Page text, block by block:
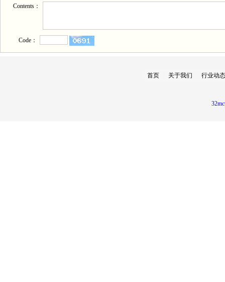
Contents：
Code：
首页 关于我们 行业动态